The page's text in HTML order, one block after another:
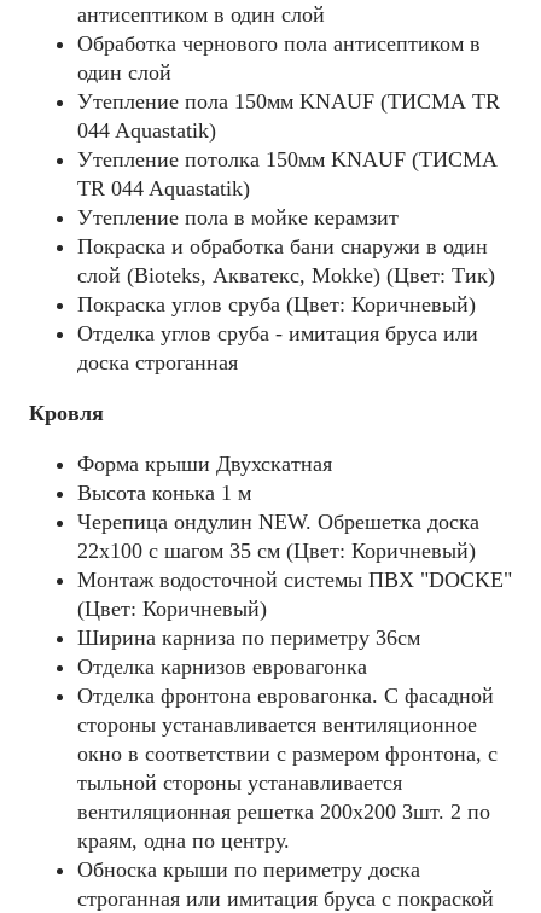
антисептиком в один слой
Обработка чернового пола антисептиком в
один слой
Утепление пола 150мм KNAUF (ТИСМА TR
044 Aquastatik)
Утепление потолка 150мм KNAUF (ТИСМА
TR 044 Aquastatik)
Утепление пола в мойке керамзит
Покраска и обработка бани снаружи в один
слой (Bioteks, Акватекс, Mokke) (Цвет: Тик)
Покраска углов сруба (Цвет: Коричневый)
Отделка углов сруба - имитация бруса или
доска строганная
Кровля
Форма крыши Двухскатная
Высота конька 1 м
Черепица ондулин NEW. Обрешетка доска
22х100 с шагом 35 см (Цвет: Коричневый)
Монтаж водосточной системы ПВХ "DOCKE"
(Цвет: Коричневый)
Ширина карниза по периметру 36см
Отделка карнизов евровагонка
Отделка фронтона евровагонка. С фасадной
стороны устанавливается вентиляционное
окно в соответствии с размером фронтона, с
тыльной стороны устанавливается
вентиляционная решетка 200х200 3шт. 2 по
краям, одна по центру.
Обноска крыши по периметру доска
строганная или имитация бруса с покраской